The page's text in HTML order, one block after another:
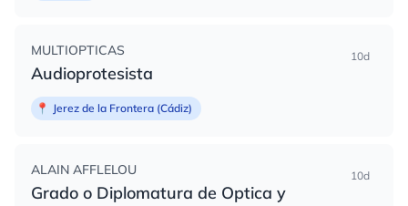
MULTIOPTICAS
Audioprotesista
10d
📍 Jerez de la Frontera (Cádiz)
ALAIN AFFLELOU
Grado o Diplomatura de Optica y
10d